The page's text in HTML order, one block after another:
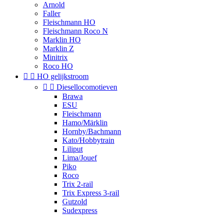
Arnold
Faller
Fleischmann HO
Fleischmann Roco N
Marklin HO
Marklin Z
Minitrix
Roco HO
  HO gelijkstroom
  Diesellocomotieven
Brawa
ESU
Fleischmann
Hamo/Märklin
Hornby/Bachmann
Kato/Hobbytrain
Liliput
Lima/Jouef
Piko
Roco
Trix 2-rail
Trix Express 3-rail
Gutzold
Sudexpress